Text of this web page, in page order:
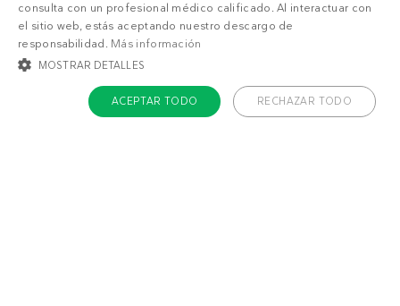
consulta con un profesional médico calificado. Al interactuar con
el sitio web, estás aceptando nuestro descargo de
responsabilidad. Más información
MOSTRAR DETALLES
ACEPTAR TODO RECHAZAR TODO